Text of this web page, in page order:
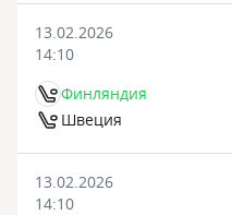
13.02.2026
14:10
Финляндия
Швеция
13.02.2026
14:10